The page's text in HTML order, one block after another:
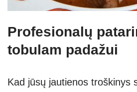
Profesionalų
tobulam padažui
Kad jūsų jautienos troškinys